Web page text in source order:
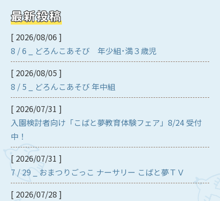
最新投稿
[ 2026/08/06 ]
8 / 6 _ どろんこあそび 年少組･満３歳児
[ 2026/08/05 ]
8 / 5 _ どろんこあそび 年中組
[ 2026/07/31 ]
入園検討者向け「こばと夢教育体験フェア」8/24 受付
中！
[ 2026/07/31 ]
7 / 29 _ おまつりごっこ ナーサリー こばと夢ＴＶ
[ 2026/07/28 ]